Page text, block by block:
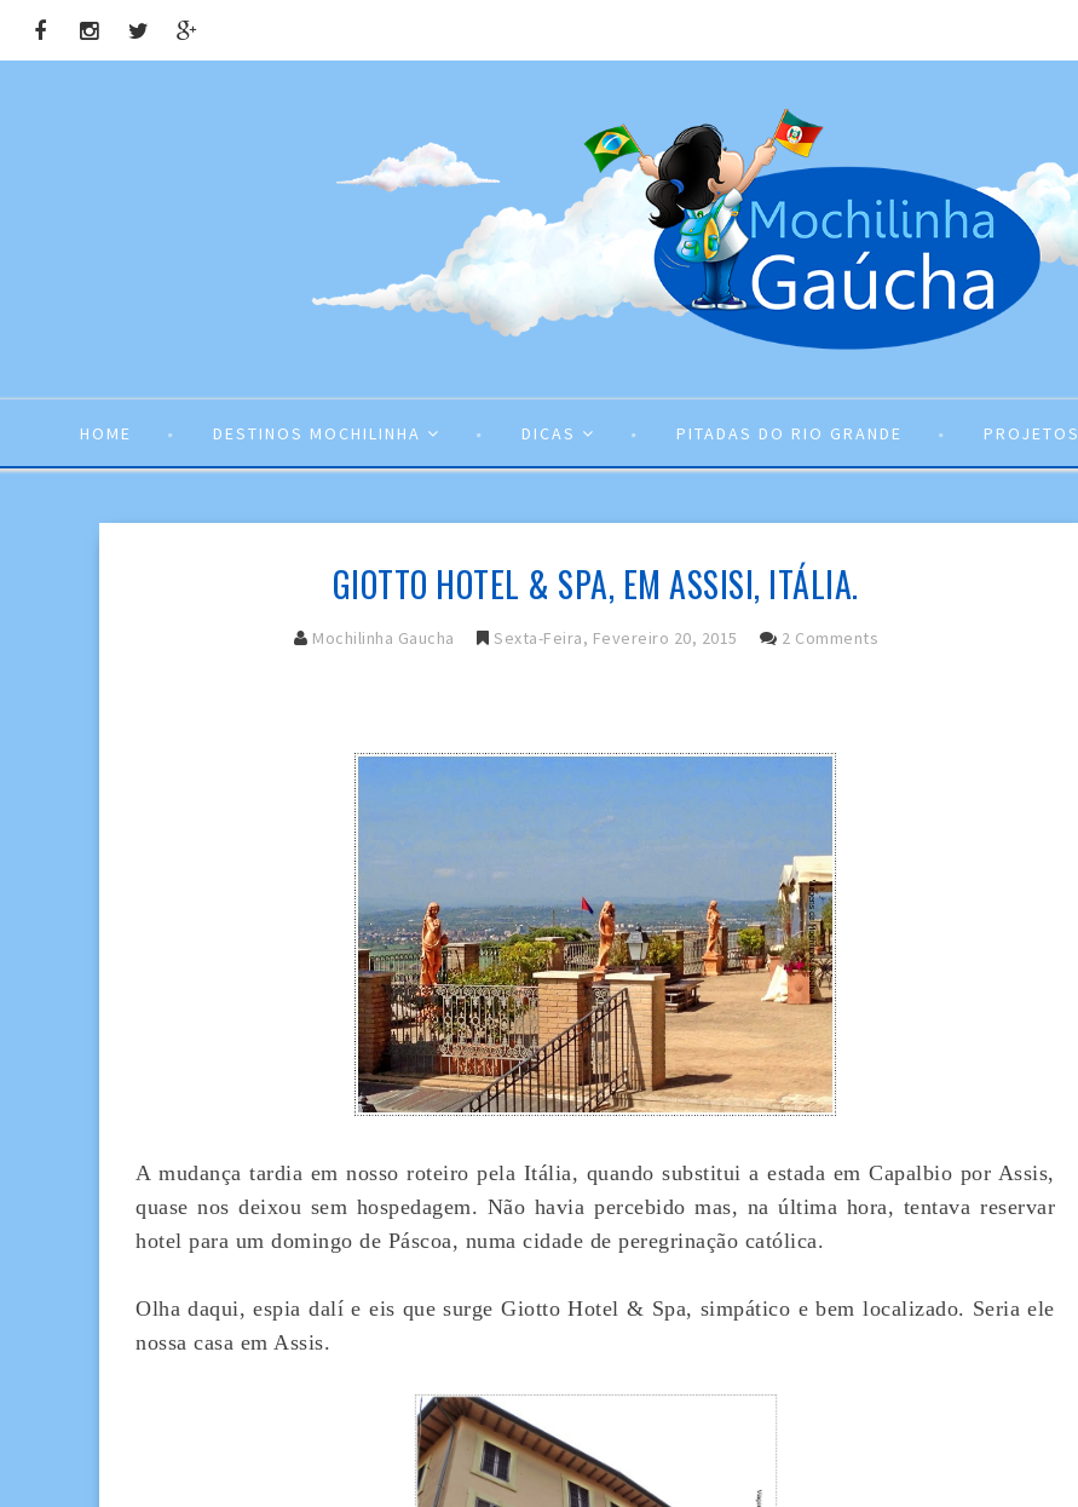
HOME DESTINOS MOCHILINHA DICAS PITADAS DO RIO GRANDE PROJETOS
GIOTTO HOTEL & SPA, EM ASSISI, ITÁLIA.
Mochilinha Gaucha Sexta-Feira, Fevereiro 20, 2015 2 Comments
A mudança tardia em nosso roteiro pela Itália, quando substitui a estada em Capalbio por Assis,
quase nos deixou sem hospedagem. Não havia percebido mas, na última hora, tentava reservar
hotel para um domingo de Páscoa, numa cidade de peregrinação católica.
Olha daqui, espia dalí e eis que surge Giotto Hotel & Spa, simpático e bem localizado. Seria ele
nossa casa em Assis.